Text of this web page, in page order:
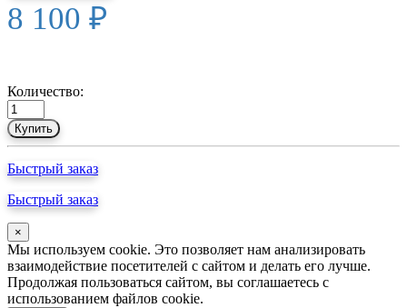
8 100 ₽
Количество:
Купить
Быстрый заказ
Быстрый заказ
×
Мы используем cookie. Это позволяет нам анализировать
взаимодействие посетителей с сайтом и делать его лучше.
Продолжая пользоваться сайтом, вы соглашаетесь с
использованием файлов cookie.